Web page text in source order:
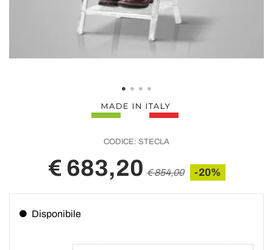
CODICE: STECLA
€ 683,20 € 854,00 -20%
Disponibile